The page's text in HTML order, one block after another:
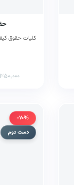
کلیات حقوق
350,000
-70%
دست دوم